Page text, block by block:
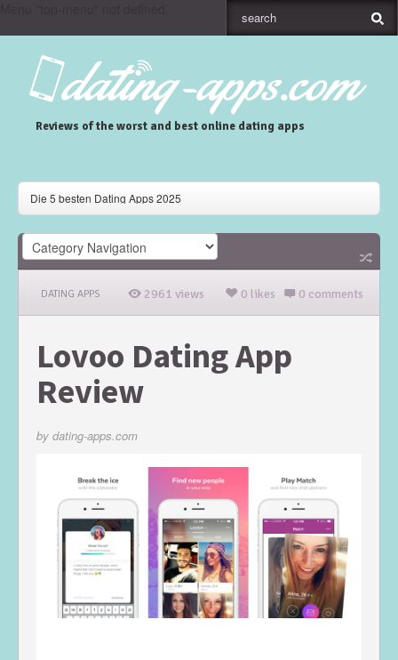
Reviews of the worst and best online dating apps
Die 5 besten Dating Apps 2025
Gaudi Dating App Review
Skout Dating App Review
DATING APPS 2961 views 0 likes 0 comments
Lovoo Dating App
Review
by dating-apps.com